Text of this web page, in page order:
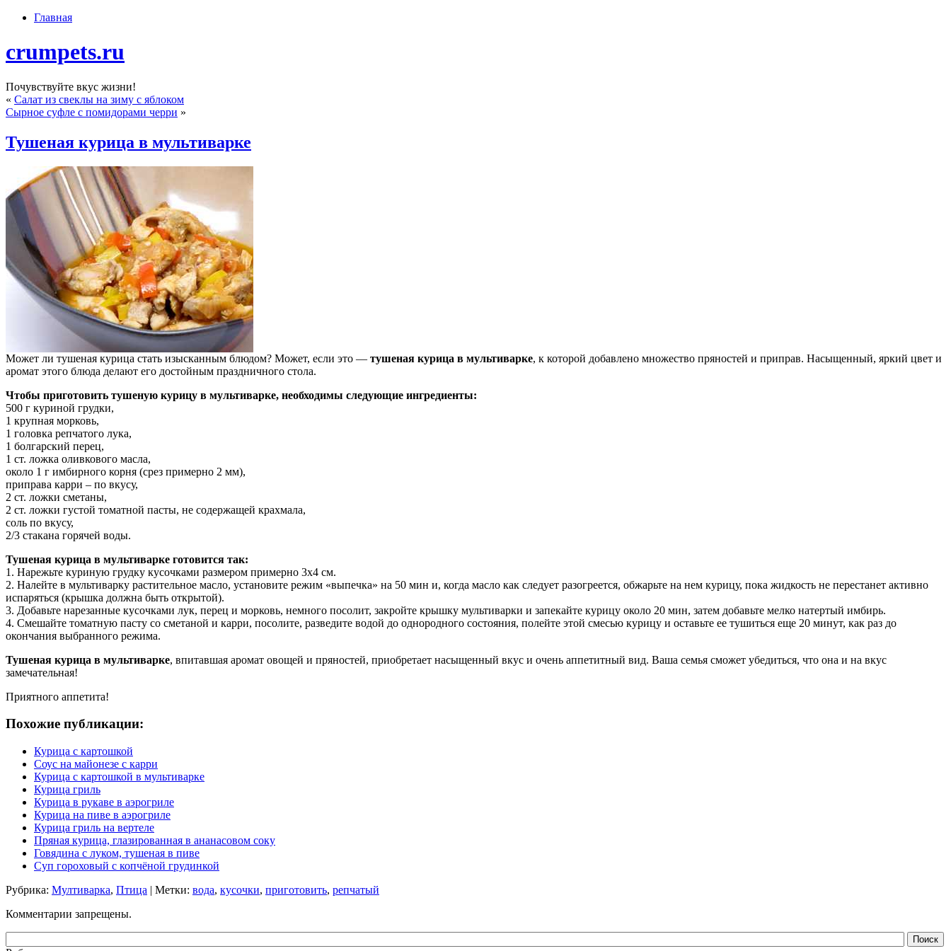
Главная
crumpets.ru
Почувствуйте вкус жизни!
« Салат из свеклы на зиму с яблоком
Сырное суфле с помидорами черри »
Тушеная курица в мультиварке
Может ли тушеная курица стать изысканным блюдом? Может, если это — тушеная курица в мультиварке, к которой добавлено множество пряностей и приправ. Насыщенный, яркий цвет и
аромат этого блюда делают его достойным праздничного стола.
Чтобы приготовить тушеную курицу в мультиварке, необходимы следующие ингредиенты:
500 г куриной грудки,
1 крупная морковь,
1 головка репчатого лука,
1 болгарский перец,
1 ст. ложка оливкового масла,
около 1 г имбирного корня (срез примерно 2 мм),
приправа карри – по вкусу,
2 ст. ложки сметаны,
2 ст. ложки густой томатной пасты, не содержащей крахмала,
соль по вкусу,
2/3 стакана горячей воды.
Тушеная курица в мультиварке готовится так:
1. Нарежьте куриную грудку кусочками размером примерно 3х4 см.
2. Налейте в мультиварку растительное масло, установите режим «выпечка» на 50 мин и, когда масло как следует разогреется, обжарьте на нем курицу, пока жидкость не перестанет активно
испаряться (крышка должна быть открытой).
3. Добавьте нарезанные кусочками лук, перец и морковь, немного посолит, закройте крышку мультиварки и запекайте курицу около 20 мин, затем добавьте мелко натертый имбирь.
4. Смешайте томатную пасту со сметаной и карри, посолите, разведите водой до однородного состояния, полейте этой смесью курицу и оставьте ее тушиться еще 20 минут, как раз до
окончания выбранного режима.
Тушеная курица в мультиварке, впитавшая аромат овощей и пряностей, приобретает насыщенный вкус и очень аппетитный вид. Ваша семья сможет убедиться, что она и на вкус
замечательная!
Приятного аппетита!
Похожие публикации:
Курица с картошкой
Соус на майонезе с карри
Курица с картошкой в мультиварке
Курица гриль
Курица в рукаве в аэрогриле
Курица на пиве в аэрогриле
Курица гриль на вертеле
Пряная курица, глазированная в ананасовом соку
Говядина с луком, тушеная в пиве
Суп гороховый с копчёной грудинкой
Рубрика: Мултиварка, Птица | Метки: вода, кусочки, приготовить, репчатый
Комментарии запрещены.